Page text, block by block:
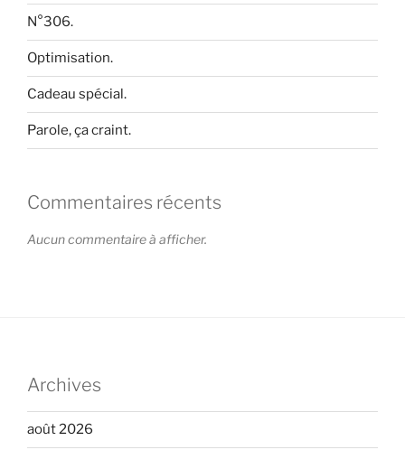
N°306.
Optimisation.
Cadeau spécial.
Parole, ça craint.
Commentaires récents
Aucun commentaire à afficher.
Archives
août 2026